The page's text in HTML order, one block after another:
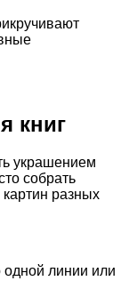
книг
украшением
собрать
разных
одной линии или